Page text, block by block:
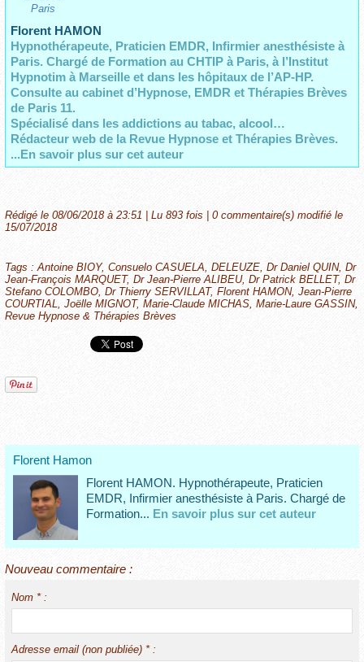
Paris
Florent HAMON
Hypnothérapeute, Praticien EMDR, Infirmier anesthésiste à
Paris. Chargé de Formation au CHTIP à Paris, à l’Institut
Hypnotim à Marseille et dans les hôpitaux de l’AP-HP.
Consulte au cabinet d’Hypnose, EMDR et Thérapies Brèves
de Paris 11.
Spécialisé dans les addictions au tabac, alcool…
Rédacteur web de la Revue Hypnose et Thérapies Brèves.
...En savoir plus sur cet auteur
Rédigé le 08/06/2018 à 23:51 | Lu 893 fois | 0commentaire(s) modifié le
15/07/2018
Tags : Antoine BIOY, Consuelo CASUELA DELEUZE Dr Daniel QUIN, Dr
Jean-François MARQUET, Dr Jean-Pierre ALIBEU, Dr Patrick BELLET, Dr
Stefano COLOMBO Dr Thierry SERVILLAT, Florent HAMON, Jean-Pierre
COURTIAL
Joëlle MIGNOT, Marie-Claude MICHAS Marie-Laure GASSIN,
Revue Hypnose & Thérapies Brèves
Florent Hamon
Florent HAMON. Hypnothérapeute, Praticien
EMDR, Infirmier anesthésiste à Paris. Chargé de
Formation... En savoir plus sur cet auteur
Nouveau commentaire :
Nom * :
Adresse email (non publiée) * :